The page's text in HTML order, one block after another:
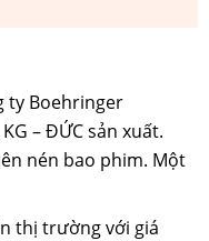
ty Boehringer
– ĐỨC sản xuất.
nén bao phim. Một
thị trường với giá